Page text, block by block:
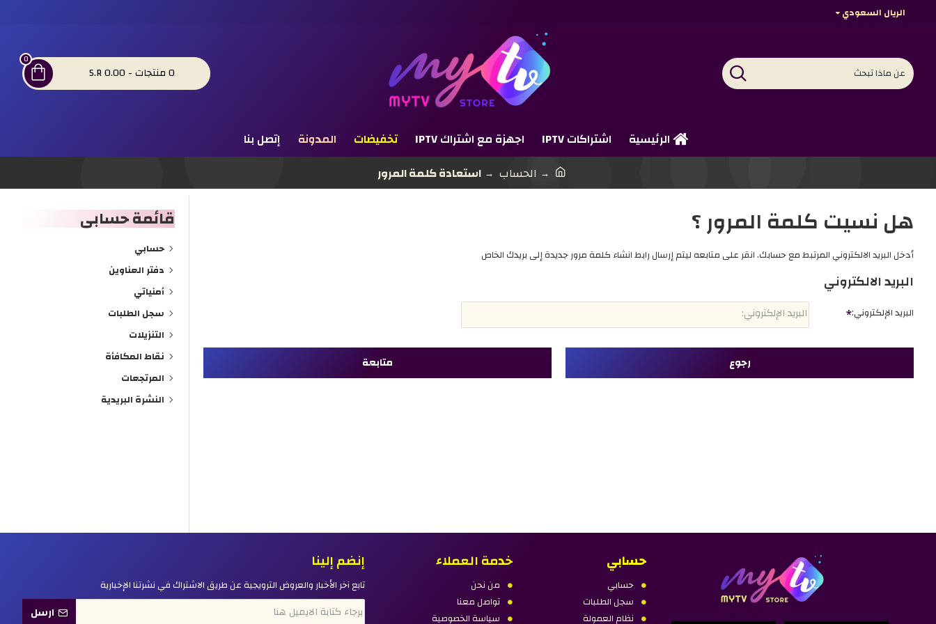
الريال السعودي
0 منتجات - S.R 0.00
0
الرئيسية اشتراكات IPTV اجهزة مع اشتراك IPTV تخفيضات المدونة
إتصل بنا
الحساب
استعادة كلمة المرور
هل نسيت كلمة المرور ؟
أدخل البريد الالكتروني المرتبط مع حسابك. انقر على متابعه ليتم إرسال رابط انشاء كلمة مرور جديدة إلى بريدك الخاص
البريد الالكتروني
البريد الإلكتروني:
رجوع متابعة
قائمة حسابى
حسابي
دفتر العناوين
أمنياتي
سجل الطلبات
التنزيلات
نقاط المكافأة
المرتجعات
النشرة البريدية
حسابي
حسابي
سجل الطلبات
نظام العمولة
خدمة العملاء
من نحن
تواصل معنا
سياسة الخصوصية
إنضم إلينا
تابع آخر الأخبار والعروض الترويجية عن طريق الاشتراك في نشرتنا الإخبارية
ارسل